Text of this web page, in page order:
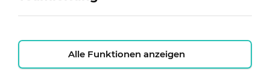
Alle Funktionen anzeigen